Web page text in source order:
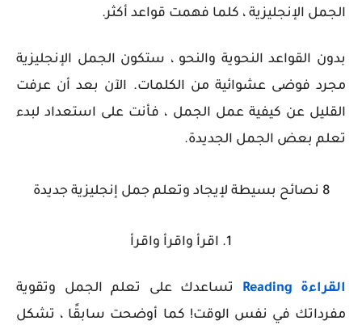
الجمل الإنجليزية ، كلما فهمت قواعد أكثر.
بدون القواعد النحوية والنحو ، ستكون الجمل الإنجليزية
مجرد فوضى عشوائية من الكلمات. الآن بعد أن عرفت
القليل عن كيفية عمل الجمل ، فأنت على استعداد لبدء
تعلم بعض الجمل الجديدة.
8 نصائح بسيطة لإيجاد وتعلم جمل إنجليزية جديدة
1. اقرأ واقرأ واقرأ
القراءة Reading تساعدك على تعلم الجمل وتقوية
مفرداتك في نفس الوقت! كما أوضحت سابقًا ، تشكل